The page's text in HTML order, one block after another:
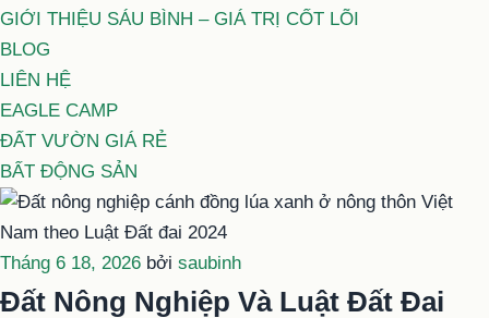
GIỚI THIỆU SÁU BÌNH – GIÁ TRỊ CỐT LÕI
BLOG
LIÊN HỆ
EAGLE CAMP
ĐẤT VƯỜN GIÁ RẺ
BẤT ĐỘNG SẢN
Đăng
trong
Tháng 6 18, 2026 bởi saubinh
Đất Nông Nghiệp Và Luật Đất Đai